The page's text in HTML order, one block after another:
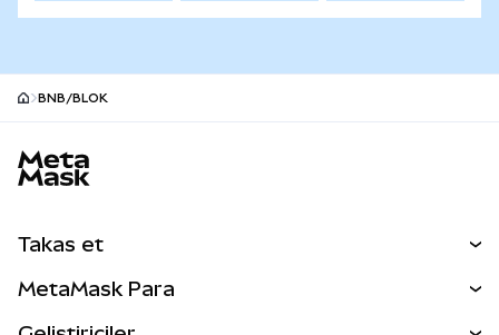
BNB/BLOK
Takas et
MetaMask Para